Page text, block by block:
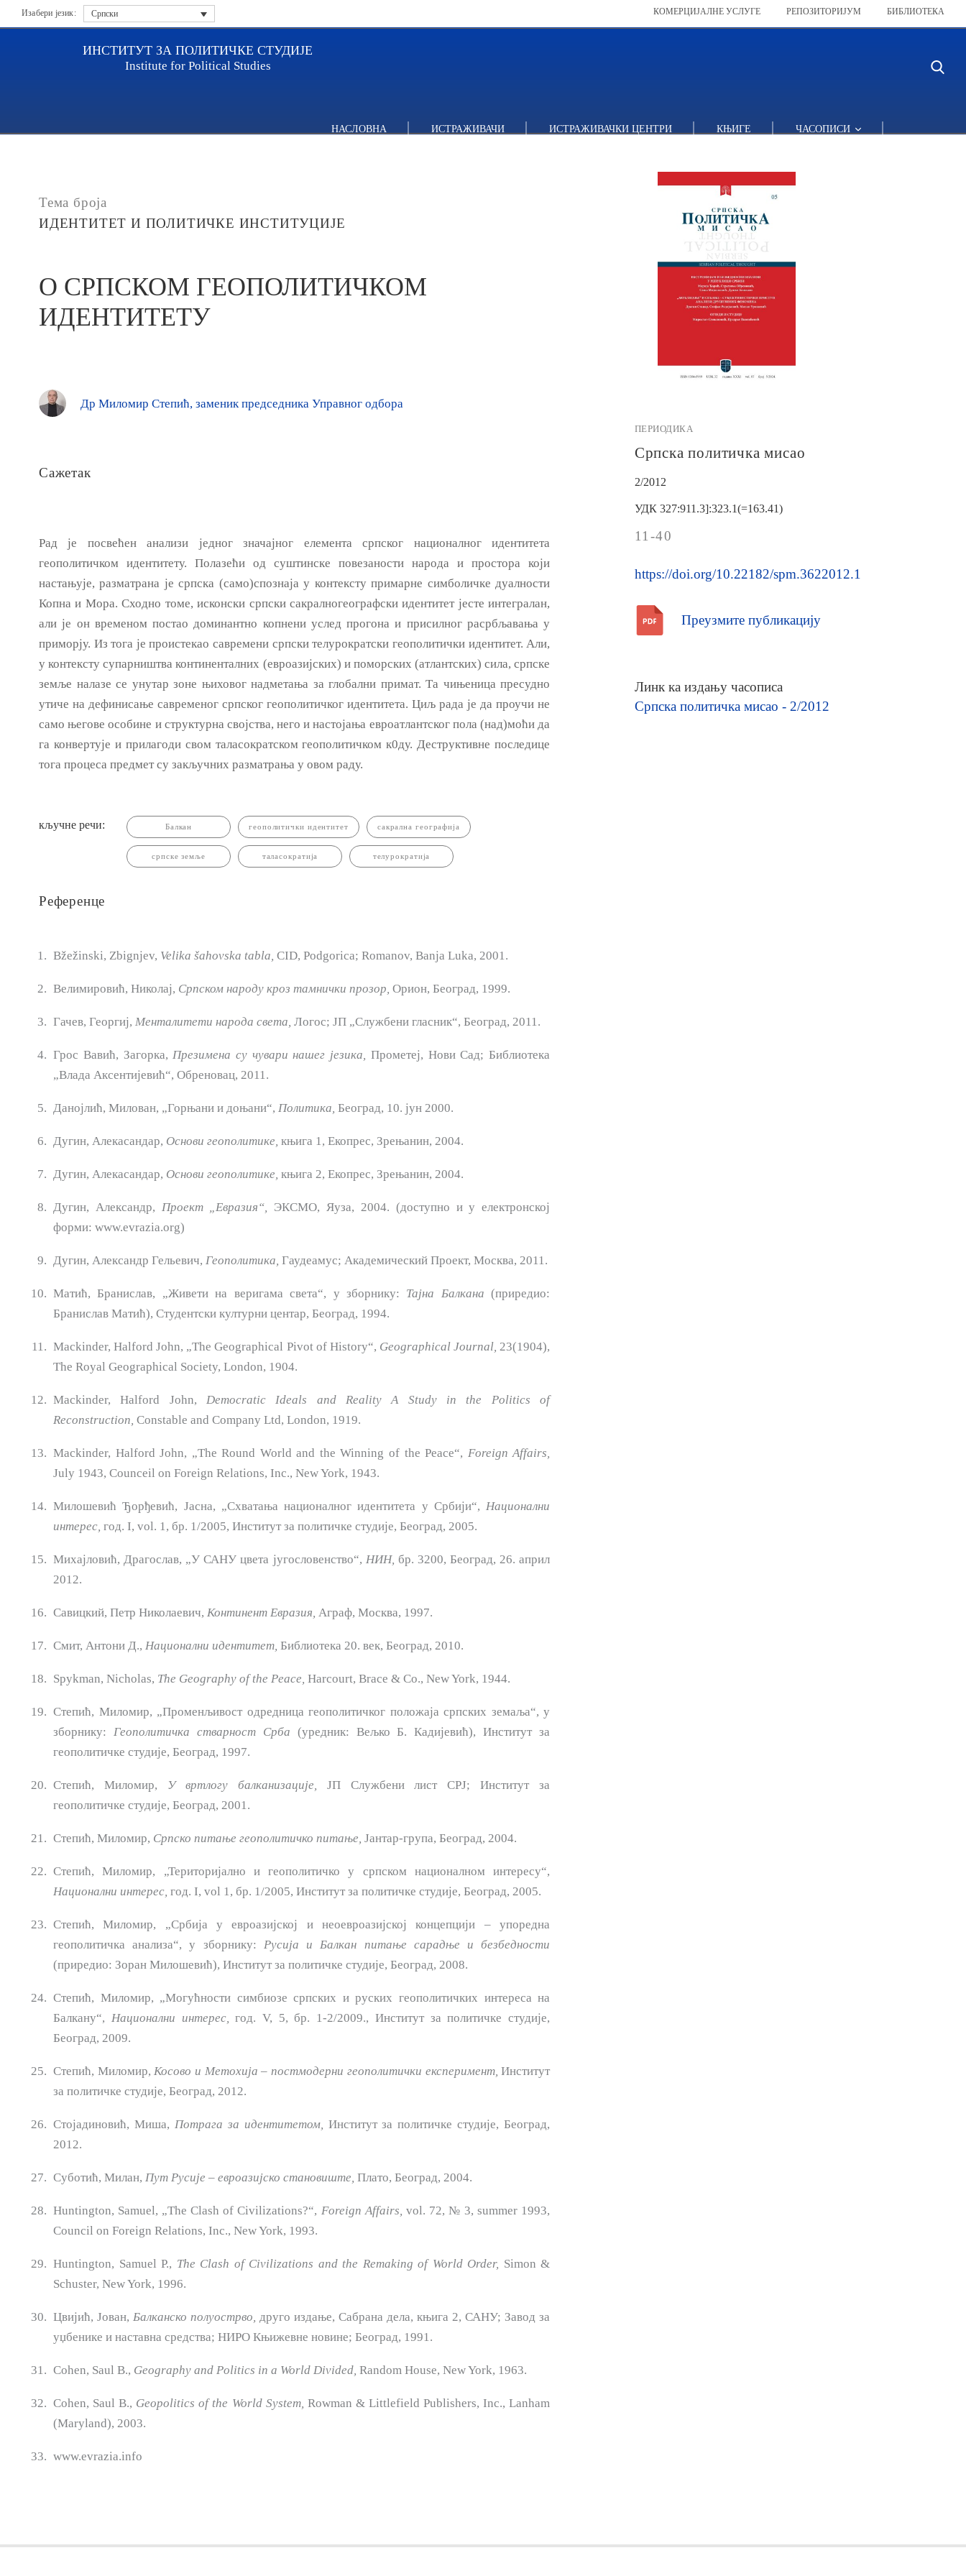
Изабери језик: Српски КОМЕРЦИЈАЛНЕ УСЛУГЕ РЕПОЗИТОРИЈУМ БИБЛИОТЕКА
ИНСТИТУТ ЗА ПОЛИТИЧКЕ СТУДИЈЕ
Institute for Political Studies
НАСЛОВНА ИСТРАЖИВАЧИ ИСТРАЖИВАЧКИ ЦЕНТРИ КЊИГЕ ЧАСОПИСИ
Тема броја
ИДЕНТИТЕТ И ПОЛИТИЧКЕ ИНСТИТУЦИЈЕ
О СРПСКОМ ГЕОПОЛИТИЧКОМ
ИДЕНТИТЕТУ
Др Миломир Степић, заменик председника Управног одбора
Сажетак
Рад је посвећен анализи једног значајног елемента српског националног идентитета
геополитичком идентитету. Полазећи од суштинске повезаности народа и простора који
настањује, разматрана је српска (само)спознаја у контексту примарне симболичке дуалности
Копна и Мора. Сходно томе, исконски српски сакралногеографски идентитет јесте интегралан,
али је он временом постао доминантно копнени услед прогона и присилног расрбљавања у
приморју. Из тога је проистекао савремени српски телурократски геополитички идентитет. Али,
у контексту супарништва континенталних (евроазијских) и поморских (атлантских) сила, српске
земље налазе се унутар зоне њиховог надметања за глобални примат. Та чињеница пресудно
утиче на дефинисање савременог српског геополитичког идентитета. Циљ рада је да проучи не
само његове особине и структурна својства, него и настојања евроатлантског пола (над)моћи да
га конвертује и прилагоди свом таласократском геополитичком к0ду. Деструктивне последице
тога процеса пред­мет су закључних разматрања у овом раду.
кључне речи: Балкан геополитички идентитет сакрална географија
српске земље таласократија телурократија
Референце
Bžežinski, Zbignjev, Velika šahovska tabla, CID, Podgorica; Romanov, Banja Lu­ka, 2001.
Велимировић, Николај, Српском народу кроз тамнички прозор, Орион, Београд, 1999.
Гачев, Георгиј,Менталитети народа света, Логос; ЈП „Службени гласник“, Београд, 2011.
Грос Вавић, Загорка,Презимена су чувари нашег језика, Прометеј, Нови Сад; Библиотека
„Влада Аксентијевић“, Обреновац, 2011.
Данојлић, Милован, „Горњани и доњани“,Политика, Београд, 10. јун 2000.
Дугин, Алекасандар, Основи геополитике, књига 1, Екопрес, Зрењанин, 2004.
Дугин, Алекасандар, Основи геополитике, књига 2, Екопрес, Зрењанин, 2004.
Дугин, Александр, Проект „Евразия“, ЭКСМО, Яуза, 2004. (доступно и у електронској
форми: www.evrazia.org)
Дугин, Александр Гельевич,Геополитика, Гаудеамус; Академический Про­ект, Москва, 2011.
Матић, Бранислав, „Живети на веригама света“, у зборнику: Тајна Балкана(приредио:
Бранислав Матић), Студентски културни центар, Београд, 1994.
Mackinder, Halford John, „The Geographical Pivot of History“, Geographical Jo­urnal, 23(1904),
The Royal Geographical Society, London, 1904.
Mackinder, Halford John,Democratic Ideals and Reality A Study in the Politics of
Reconstruction, Constable and Company Ltd, London, 1919.
Mackinder, Halford John, „The Round World and the Winning of the Peace“, Fo­reign Affairs,
July 1943, Counceil on Foreign Relations, Inc., New York, 1943.
Милошевић Ђорђевић, Јасна, „Схватања националног идентитета у Србији“,Национални
интерес, год. I, vol. 1, бр. 1/2005, Институт за политичке студије, Београд, 2005.
Михајловић, Драгослав, „У САНУ цвета југословенство“, НИН, бр. 3200, Бе­оград, 26. април
2012.
Савицкий, Петр Николаевич,Континент Евразия, Аграф, Москва, 1997.
Смит, Антони Д.,Национални идентитет, Библиотека 20. век, Београд, 2010.
Spykman, Nicholas, The Geography of the Peace, Harcourt, Brace & Co., New York, 1944.
Степић, Миломир, „Променљивост одредница геополитичког положаја српских земаља“, у
зборнику: Геополитичка стварност Срба (уредник: Вељко Б. Кадијевић), Институт за
геополитичке студије, Београд, 1997.
Степић, Миломир, У вртлогу балканизације, ЈП Службени лист СРЈ; Инсти­тут за
геополитичке студије, Београд, 2001.
Степић, Миломир, Српскопитањегеополитичкопитање, Јантар-група, Београд, 2004.
Степић, Миломир, „Територијално и геополитичко у српском националном интересу“,
Национални интерес, год. I, vol 1, бр. 1/2005, Институт за политичке студије, Београд, 2005.
Степић, Миломир, „Србија у евроазијској и неоевроазијској концепцији – упоредна
геополитичка анализа“, у зборнику: Русија и Балкан питање сарадње и безбедности
(приредио: Зоран Милошевић), Институт за политичке студије, Београд, 2008.
Степић, Миломир, „Могућности симбиозе српских и руских геополитичких интереса на
Балкану“, Национални интерес, год. V, 5, бр. 1-2/2009., Институт за политичке студије,
Београд, 2009.
Степић, Миломир,Косово и Метохија –постмодерни геополитички експеримент, Институт
за политичке студије, Београд, 2012.
Стојадиновић, Миша, Потрага за идентитетом, Институт за политичке студије, Београд,
2012.
Суботић, Милан,ПутРусије – евроазијскостановиште, Плато, Београд, 2004.
Huntington, Samuel, „The Clash of Civilizations?“, Foreign Affairs, vol. 72, № 3, summer 1993,
Council on Foreign Relations, Inc., New York, 1993.
Huntington, Samuel P., The Clash of Civilizations and the Remaking of World Or­der, Simon &
Schuster, New York, 1996.
Цвијић, Јован,Балканско полуострво, друго издање, Сабрана дела, књига 2, САНУ; Завод за
уџбенике и наставна средства; НИРО Књижевне новине; Београд, 1991.
Cohen, Saul B., Geography and Politics in a World Divided, Random House, New York, 1963.
Cohen, Saul B., Geopolitics of the World System, Rowman & Littlefield Publishers, Inc., Lanham
(Maryland), 2003.
www.evrazia.info
ПЕРИОДИКА
Српска политичка мисао
2/2012
УДК 327:911.3]:323.1(=163.41)
11-40
https://doi.org/10.22182/spm.3622012.1
Преузмите публикацију
Линк ка издању часописа
Српска политичка мисао - 2/2012